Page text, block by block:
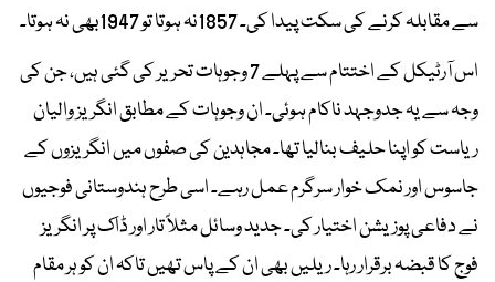
سے مقابلہ کرنے کی سکت پیدا کی۔ 1857نہ ہوتا تو 1947بھی نہ ہوتا۔
اس آرٹیکل کے اختتام سے پہلے 7 وجوہات تحریر کی گئی ہیں، جن کی
وجہ سے یہ جدوجہد ناکام ہوئی۔ ان وجوہات کے مطابق انگریز والیان
ریاست کو اپنا حلیف بنالیا تھا۔ مجاہدین کی صفوں میں انگریزوں کے
جاسوس اور نمک خوار سرگرم عمل رہے۔ اسی طرح ہندوستانی فوجیوں
نے دفاعی پوزیشن اختیار کی۔ جدید وسائل مثلاً تار اور ڈاک پر انگریز
فوج کا قبضہ برقرار رہا۔ ریلیں بھی ان کے پاس تھیں تاکہ ان کو ہر مقام